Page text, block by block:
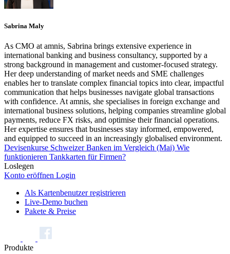
Sabrina Maly
As CMO at amnis, Sabrina brings extensive experience in
international banking and business consultancy, supported by a
strong background in management and customer-focused strategy.
Her deep understanding of market needs and SME challenges
enables her to translate complex financial topics into clear, impactful
communication that helps businesses navigate global transactions
with confidence. At amnis, she specialises in foreign exchange and
international business solutions, helping companies streamline global
payments, reduce FX risks, and optimise their financial operations.
Her expertise ensures that businesses stay informed, empowered,
and equipped to succeed in an increasingly globalised environment.
Devisenkurse Schweizer Banken im Vergleich (Mai) Wie
funktionieren Tankkarten für Firmen?
Loslegen
Konto eröffnen Login
Als Kartenbenutzer registrieren
Live-Demo buchen
Pakete & Preise
Produkte